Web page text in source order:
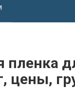
цены,